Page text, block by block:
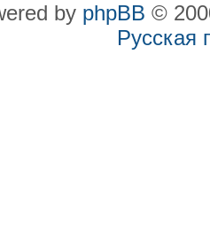
by phpBB ©
Русская